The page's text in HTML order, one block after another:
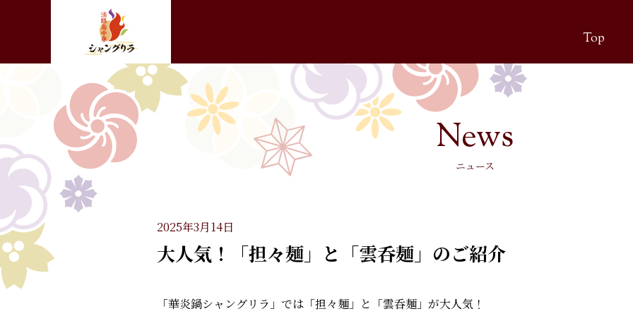
Top
ニュース
2025年3月14日
大人気！「担々麺」と「雲呑麺」のご紹介
「華炎鍋シャングリラ」では「担々麺」と「雲呑麺」が大人気！